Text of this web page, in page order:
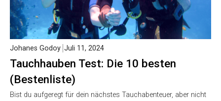
Tauchhauben Test: Die 10 besten
(Bestenliste)
Johanes Godoy Juli 11, 2024
Bist du aufgeregt für dein nächstes Tauchabenteuer, aber nicht